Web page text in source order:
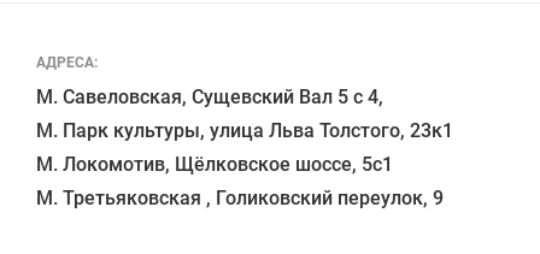
АДРЕСА:
М. Савеловская, Сущевский Вал 5 с 4,
М. Парк культуры, улица Льва Толстого, 23к1
М. Локомотив, Щёлковское шоссе, 5с1